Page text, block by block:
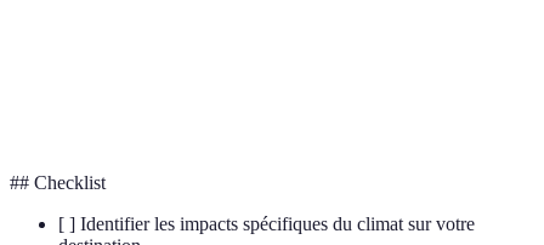
## Checklist
[ ] Identifier les impacts spécifiques du climat sur votre